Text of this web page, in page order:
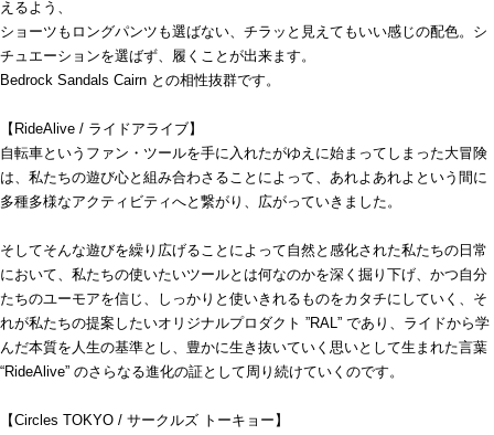
えるよう、
ショーツもロングパンツも選ばない、チラッと見えてもいい感じの配色。シ
チュエーションを選ばず、履くことが出来ます。
Bedrock Sandals Cairn との相性抜群です。
【RideAlive / ライドアライブ】
自転車というファン・ツールを手に入れたがゆえに始まってしまった大冒険
は、私たちの遊び心と組み合わさることによって、あれよあれよという間に
多種多様なアクティビティへと繋がり、広がっていきました。
そしてそんな遊びを繰り広げることによって自然と感化された私たちの日常
において、私たちの使いたいツールとは何なのかを深く掘り下げ、かつ自分
たちのユーモアを信じ、しっかりと使いきれるものをカタチにしていく、そ
れが私たちの提案したいオリジナルプロダクト ”RAL” であり、ライドから学
んだ本質を人生の基準とし、豊かに生き抜いていく思いとして生まれた言葉
“RideAlive” のさらなる進化の証として周り続けていくのです。
【Circles TOKYO / サークルズ トーキョー】